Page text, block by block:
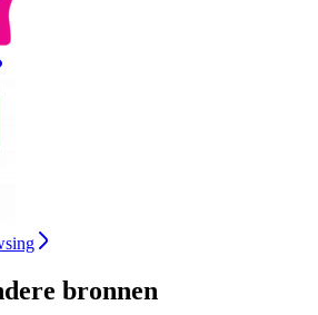
bronnen